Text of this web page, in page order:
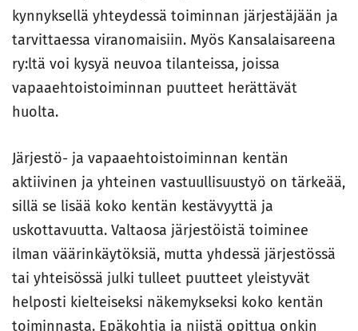
kynnyksellä yhteydessä toiminnan järjestäjään ja
tarvittaessa viranomaisiin. Myös Kansalaisareena
ry:ltä voi kysyä neuvoa tilanteissa, joissa
vapaaehtoistoiminnan puutteet herättävät
huolta.
Järjestö- ja vapaaehtoistoiminnan kentän
aktiivinen ja yhteinen vastuullisuustyö on tärkeää,
sillä se lisää koko kentän kestävyyttä ja
uskottavuutta. Valtaosa järjestöistä toiminee
ilman väärinkäytöksiä, mutta yhdessä järjestössä
tai yhteisössä julki tulleet puutteet yleistyvät
helposti kielteiseksi näkemykseksi koko kentän
toiminnasta. Epäkohtia ja niistä opittua onkin